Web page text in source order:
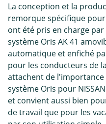
La conception et la
remorque spécifique pour
ont été pris en charge
système Oris AK 41
automatique et enfiché
pour les conducteurs de la
attachent de l'importance
système Oris pour
et convient aussi bien
de travail que pour les